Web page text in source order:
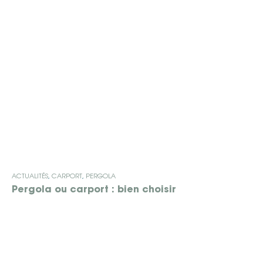
ACTUALITÉS CARPORT PERGOLA
Pergola ou carport : bien choisir